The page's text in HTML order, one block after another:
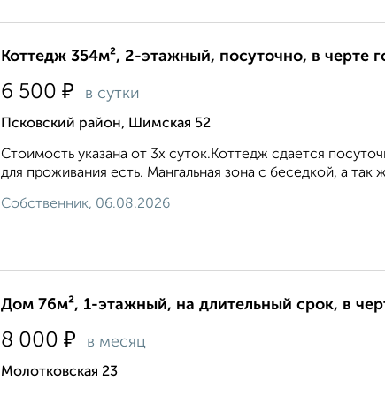
Коттедж 354м², 2-этажный, посуточно, в черте
6 500 ₽ в сутки
Псковский район, Шимская 52
Стоимость указана от 3х суток.Коттедж сдается
для проживания есть. Мангальная зона с беседкой, а так
Собственник, 06.08.2026
Дом 76м², 1-этажный, на длительный срок, в
8 000 ₽ в месяц
Молотковская 23